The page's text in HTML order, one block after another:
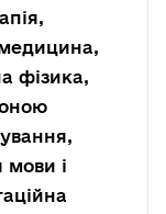
фізика,
мови і